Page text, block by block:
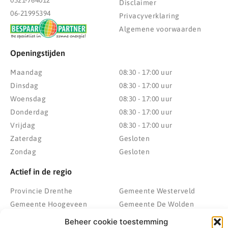
Beheer cookie toestemming
06-21995394
Disclaimer
Privacyverklaring
Algemene voorwaarden
Openingstijden
Maandag
Dinsdag
Woensdag
Donderdag
Vrijdag
Zaterdag
Zondag
08:30 - 17:00 uur
08:30 - 17:00 uur
08:30 - 17:00 uur
08:30 - 17:00 uur
08:30 - 17:00 uur
Gesloten
Gesloten
Actief in de regio
Provincie Drenthe
Gemeente Hoogeveen
Gemeente Meppel
Gemeente Westerveld
Gemeente De Wolden
Zwolle